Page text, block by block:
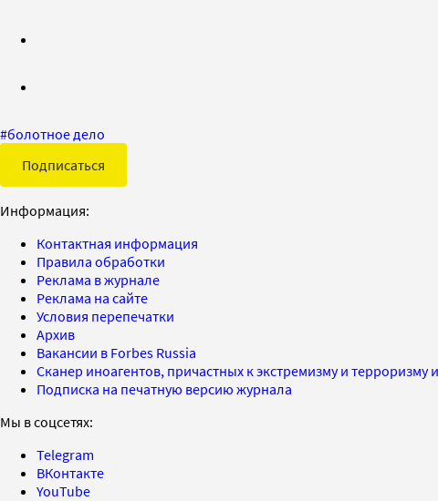
#болотное дело
Подписаться
Информация:
Контактная информация
Правила обработки
Реклама в журнале
Реклама на сайте
Условия перепечатки
Архив
Вакансии в Forbes Russia
Сканер иноагентов, причастных к экстремизму и
Подписка на печатную версию журнала
Мы в соцсетях:
Telegram
ВКонтакте
YouTube